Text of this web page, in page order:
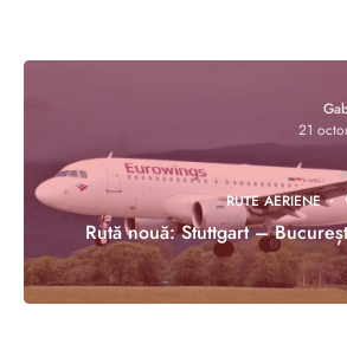
21
RUTE AERIENE
Rută nouă: Stuttgart –